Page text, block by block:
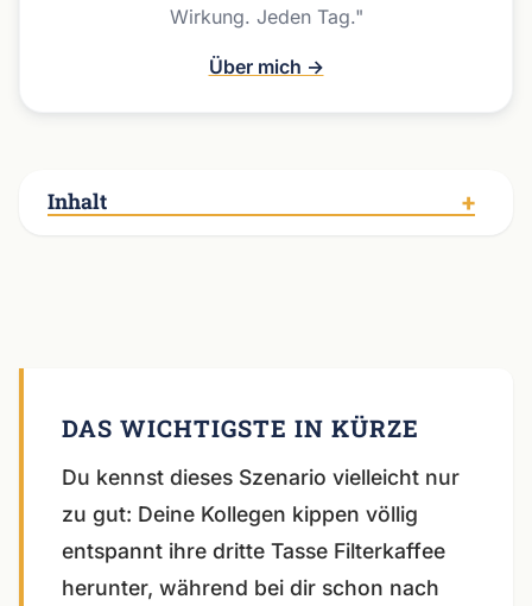
Wirkung. Jeden Tag."
Über mich →
Inhalt
Du kennst dieses Szenario vielleicht nur
zu gut: Deine Kollegen kippen völlig
entspannt ihre dritte Tasse Filterkaffee
herunter, während bei dir schon nach